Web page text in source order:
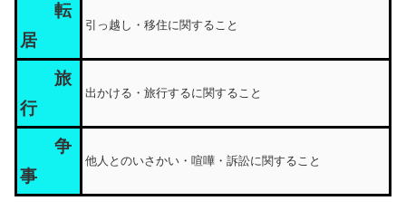
転
居
引っ越し・移住に関すること
旅
行
出かける・旅行するに関すること
争
事
他人とのいさかい・喧嘩・訴訟に関すること